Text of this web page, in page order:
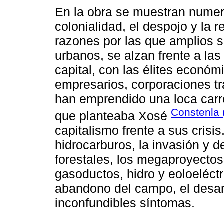
En la obra se muestran
colonialidad, el despojo y la
razones por las que amplios
urbanos, se alzan frente a
capital, con las élites
empresarios, corporaciones
han emprendido una loca
que planteaba Xosé Constenla
capitalismo frente a sus
hidrocarburos, la invasión y
forestales, los
gasoductos, hidro y
abandono del campo, el
inconfundibles síntomas.